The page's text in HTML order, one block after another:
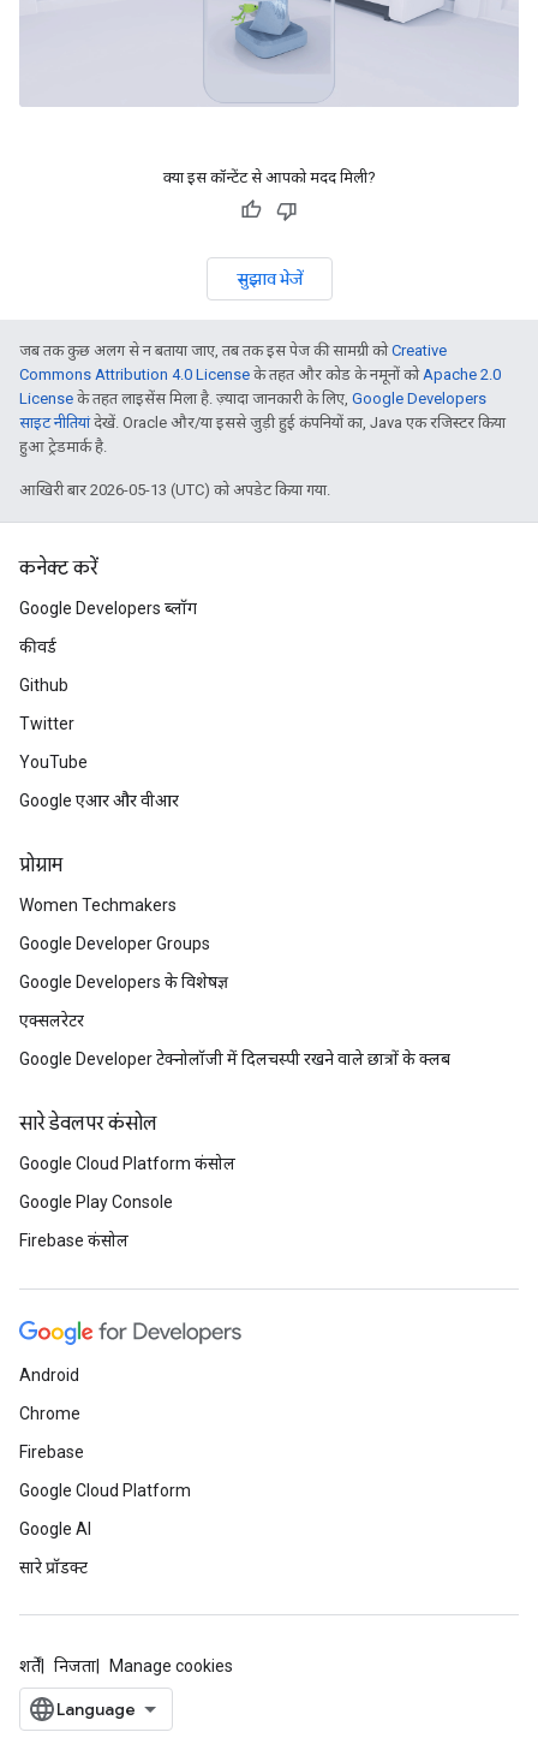
क्या इस कॉन्टेंट से आपको मदद मिली?
सुझाव भेजें
जब तक कुछ अलग से न बताया जाए, तब तक इस पेज की सामग्री कोCreative
Commons Attribution 4.0 License के तहत और कोड के नमूनों कोApache 2.0
License के तहत लाइसेंस मिला है. ज़्यादा जानकारी के लिए, Google Developers
साइट नीतियांदेखें. Oracle और/या इससे जुड़ी हुई कंपनियों का, Java एक रजिस्टर किया
हुआ ट्रेडमार्क है.
आखिरी बार 2026-05-13 (UTC) को अपडेट किया गया.
कनेक्ट करें
Google Developers ब्लॉग
कीवर्ड
Github
Twitter
YouTube
Google एआर और वीआर
प्रोग्राम
Women Techmakers
Google Developer Groups
Google Developers के विशेषज्ञ
एक्सलरेटर
Google Developer टेक्नोलॉजी में दिलचस्पी रखने वाले छात्रों के क्लब
सारे डेवलपर कंसोल
Google Cloud Platform कंसोल
Google Play Console
Firebase कंसोल
Android
Chrome
Firebase
Google Cloud Platform
Google AI
सारे प्रॉडक्ट
शर्तें निजता Manage cookies